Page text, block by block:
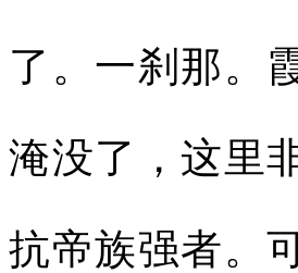
了。一刹那。
淹没了，这里
抗帝族强者。